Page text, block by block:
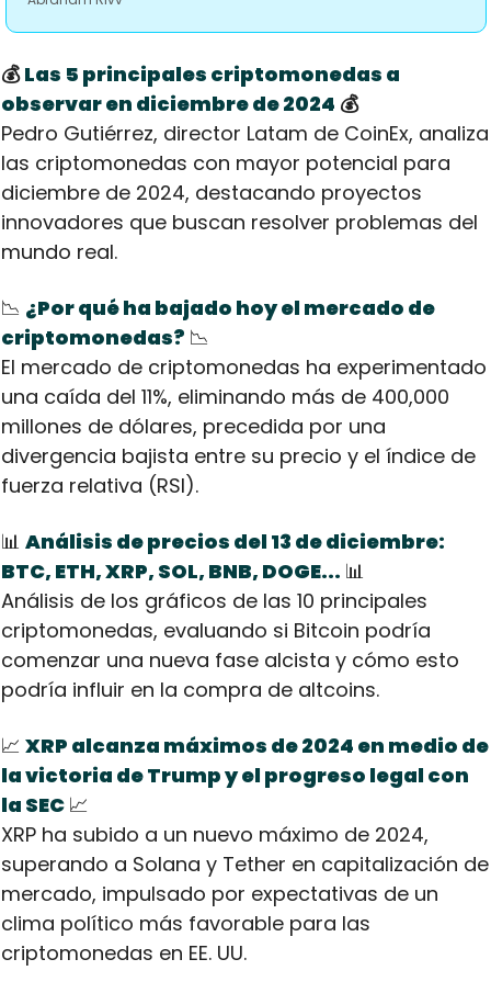
💰 Las 5 principales criptomonedas a
observar en diciembre de 2024 💰
Pedro Gutiérrez, director Latam de CoinEx, analiza
las criptomonedas con mayor potencial para
diciembre de 2024, destacando proyectos
innovadores que buscan resolver problemas del
mundo real.
📉 ¿Por qué ha bajado hoy el mercado de
criptomonedas? 📉
El mercado de criptomonedas ha experimentado
una caída del 11%, eliminando más de 400,000
millones de dólares, precedida por una
divergencia bajista entre su precio y el índice de
fuerza relativa (RSI).
📊 Análisis de precios del 13 de diciembre:
BTC, ETH, XRP, SOL, BNB, DOGE... 📊
Análisis de los gráficos de las 10 principales
criptomonedas, evaluando si Bitcoin podría
comenzar una nueva fase alcista y cómo esto
podría influir en la compra de altcoins.
📈 XRP alcanza máximos de 2024 en medio de
la victoria de Trump y el progreso legal con
la SEC 📈
XRP ha subido a un nuevo máximo de 2024,
superando a Solana y Tether en capitalización de
mercado, impulsado por expectativas de un
clima político más favorable para las
criptomonedas en EE. UU.